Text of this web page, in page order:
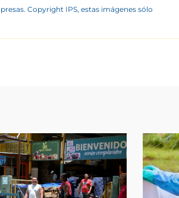
Copyright IPS, estas imágenes sólo